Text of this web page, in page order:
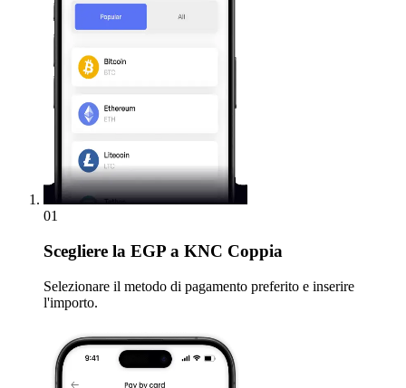
01
Scegliere la EGP a KNC Coppia
Selezionare il metodo di pagamento preferito e inserire
l'importo.